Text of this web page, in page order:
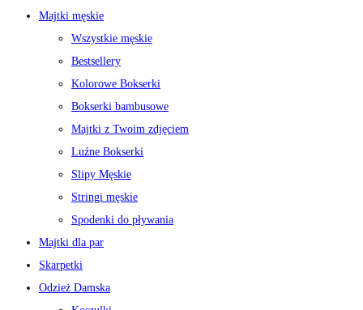
Majtki męskie
Wszystkie męskie
Bestsellery
Kolorowe Bokserki
Bokserki bambusowe
Majtki z Twoim zdjęciem
Luźne Bokserki
Slipy Męskie
Stringi męskie
Spodenki do pływania
Majtki dla par
Skarpetki
Odzież Damska